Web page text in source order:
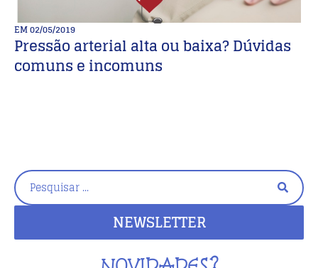
EM02/05/2019
Pressão arterial alta ou baixa? Dúvidas
comuns e incomuns
NEWSLETTER